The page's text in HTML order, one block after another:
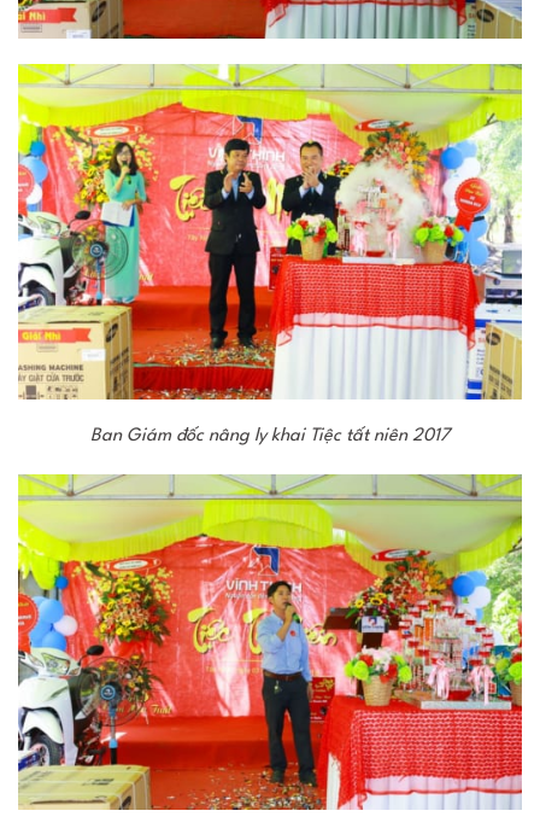
Ban Giám đốc nâng ly khai Tiệc tất niên 2017